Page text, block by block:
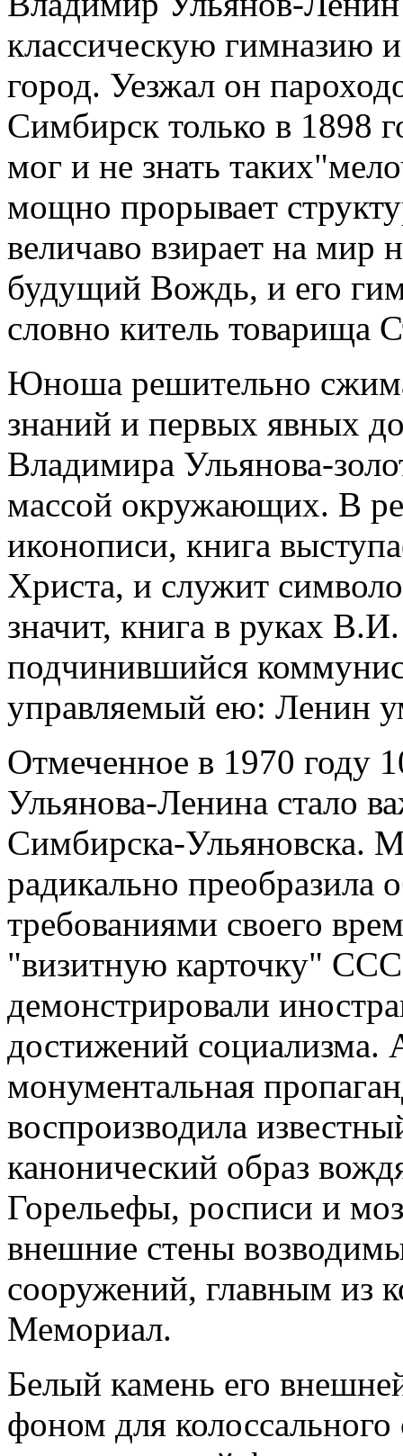
классическую гимназию
город. Уезжал он
Симбирск только в 1898
мог и не знать
мощно прорывает
величаво взирает на мир
будущий Вождь, и его
словно китель товарища
Юноша решительно
знаний и первых явных
Владимира Ульянова-
массой окружающих. В
иконописи, книга
Христа, и служит
значит, книга в руках
подчинившийся
управляемый ею: Ленин
Отмеченное в 1970 году
Ульянова-Ленина стало
Симбирска-Ульяновска.
радикально преобразила
требованиями своего
"визитную карточку"
демонстрировали
достижений социализма.
монументальная
воспроизводила
канонический образ
Горельефы, росписи и
внешние стены
сооружений, главным из
Мемориал.
Белый камень его
фоном для